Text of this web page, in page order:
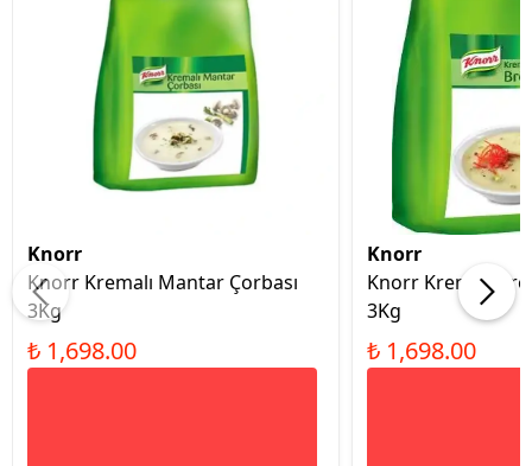
Knorr
Knorr Kremalı Mantar Çorbası
3Kg
₺ 1,698.00
Knorr
Knorr Kremalı
3Kg
₺ 1,698.00